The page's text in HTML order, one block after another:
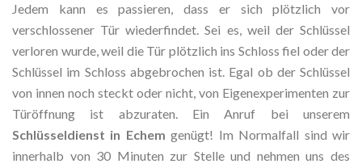
Jedem kann es passieren, dass er sich plötzlich vor
verschlossener Tür wiederfindet. Sei es, weil der Schlüssel
verloren wurde, weil die Tür plötzlich ins Schloss fiel oder der
Schlüssel im Schloss abgebrochen ist. Egal ob der Schlüssel
von innen noch steckt oder nicht, von Eigenexperimenten zur
Türöffnung ist abzuraten. Ein Anruf bei unserem
Schlüsseldienst in Echem genügt! Im Normalfall sind wir
innerhalb von 30 Minuten zur Stelle und nehmen uns des